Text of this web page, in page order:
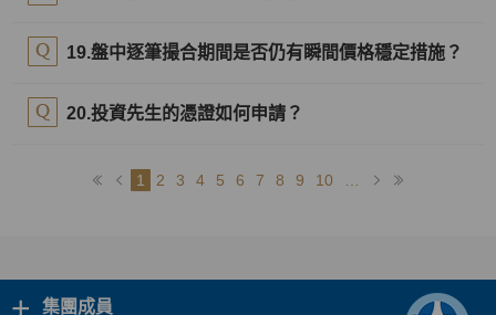
19.盤中逐筆撮合期間是否仍有瞬間價格穩定措施？
20.投資先生的憑證如何申請？
1 2 3 4 5 6 7 8 9 10
+ 集團成員